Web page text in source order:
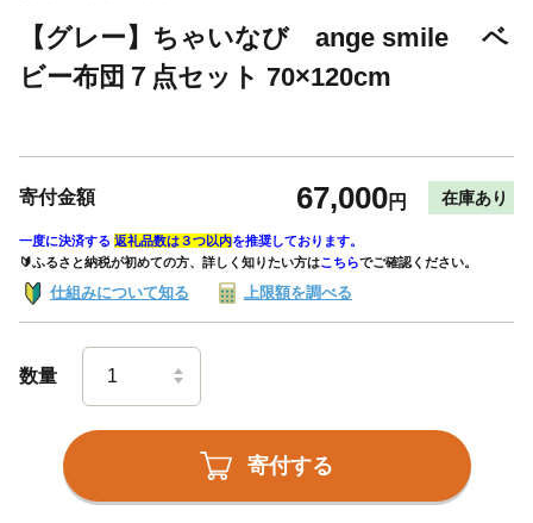
【グレー】ちゃいなび ange smile ベ
ビー布団７点セット 70×120cm
寄付金額 67,000円 在庫あり
一度に決済する 返礼品数は３つ以内を推奨しております。
🔰ふるさと納税が初めての方、詳しく知りたい方はこちらでご確認ください。
仕組みについて知る 上限額を調べる
数量
寄付する